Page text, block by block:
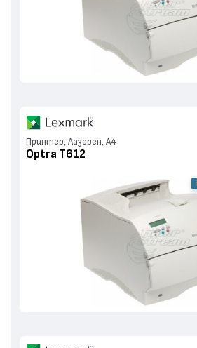
Принтер, Лазерен, А4
Optra T612